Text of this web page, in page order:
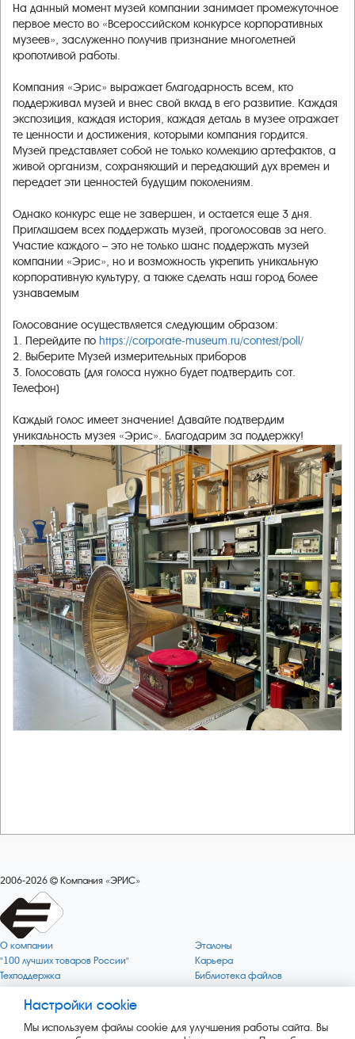
На данный момент музей компании занимает промежуточное
первое место во «Всероссийском конкурсе корпоративных
музеев», заслуженно получив признание многолетней
кропотливой работы.
Компания «Эрис» выражает благодарность всем, кто
поддерживал музей и внес свой вклад в его развитие. Каждая
экспозиция, каждая история, каждая деталь в музее отражает
те ценности и достижения, которыми компания гордится.
Музей представляет собой не только коллекцию артефактов, а
живой организм, сохраняющий и передающий дух времен и
передает эти ценностей будущим поколениям.
Однако конкурс еще не завершен, и остается еще 3 дня.
Приглашаем всех поддержать музей, проголосовав за него.
Участие каждого – это не только шанс поддержать музей
компании «Эрис», но и возможность укрепить уникальную
корпоративную культуру, а также сделать наш город более
узнаваемым
Голосование осуществляется следующим образом:
1. Перейдите по https://corporate-museum.ru/contest/poll/
2. Выберите Музей измерительных приборов
3. Голосовать (для голоса нужно будет подтвердить сот.
Телефон)
Каждый голос имеет значение! Давайте подтвердим
уникальность музея «Эрис». Благодарим за поддержку!
2006-2026 Компания «ЭРИС»
О компании
"100 лучших товаров России"
Техподдержка
Поверка по редким газам
Готовность СИ Онлайн
Эталоны
Карьера
Библиотека файлов
Цели компании
Настройки cookie
Мы используем файлы cookie для улучшения работы сайта. Вы